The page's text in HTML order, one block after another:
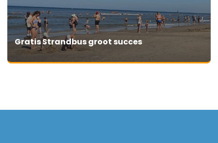
Gratis Strandbus groot succes